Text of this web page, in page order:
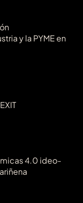
y la PYME en
4.0 ideo-